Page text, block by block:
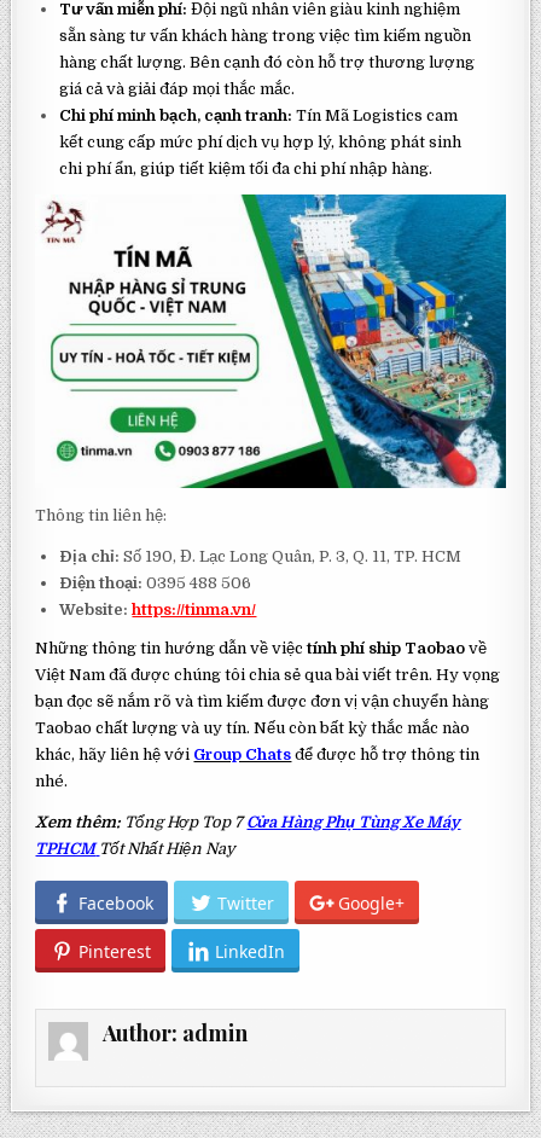
Tư vấn miễn phí: Đội ngũ nhân viên giàu kinh nghiệm
sẵn sàng tư vấn khách hàng trong việc tìm kiếm nguồn
hàng chất lượng. Bên cạnh đó còn hỗ trợ thương lượng
giá cả và giải đáp mọi thắc mắc.
Chi phí minh bạch, cạnh tranh:Tín Mã Logistics cam
kết cung cấp mức phí dịch vụ hợp lý, không phát sinh
chi phí ẩn, giúp tiết kiệm tối đa chi phí nhập hàng.
Thông tin liên hệ:
Địa chỉ: Số 190, Đ. Lạc Long Quân, P. 3, Q. 11, TP. HCM
Điện thoại: 0395 488 506
Website: https://tinma.vn/
Những thông tin hướng dẫn về việc tính phí ship Taobao về
Việt Nam đã được chúng tôi chia sẻ qua bài viết trên. Hy vọng
bạn đọc sẽ nắm rõ và tìm kiếm được đơn vị vận chuyển hàng
Taobao chất lượng và uy tín. Nếu còn bất kỳ thắc mắc nào
khác, hãy liên hệ với Group Chats để được hỗ trợ thông tin
nhé.
Xem thêm: Tổng Hợp Top 7 Cửa Hàng Phụ Tùng Xe Máy
TPHCM Tốt Nhất Hiện Nay
Facebook Twitter Google+
Pinterest LinkedIn
Author: admin